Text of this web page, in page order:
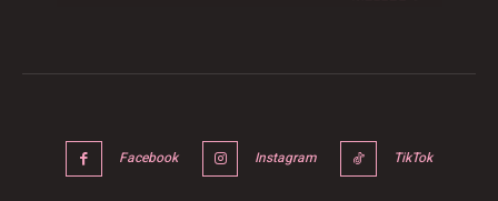
Facebook Instagram TikTok